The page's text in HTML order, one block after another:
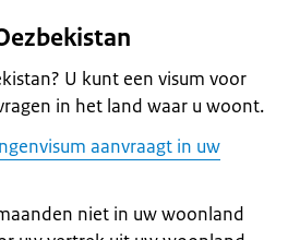
U kunt een visum voor
in het land waar u woont.
aanvraagt in uw
niet in uw woonland